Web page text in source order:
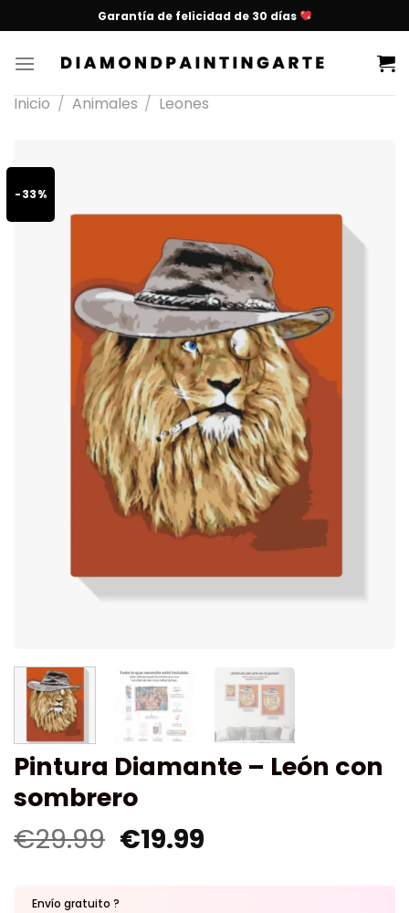
Garantía de felicidad de 30 días
Inicio / Animales / Leones
-33%
Pintura Diamante – León con
sombrero
€29.99 €19.99
Envío gratuito ?